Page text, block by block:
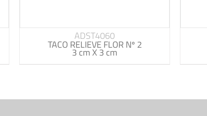
ADST4060
TACO RELIEVE FLOR Nº 2
3 cm X 3 cm